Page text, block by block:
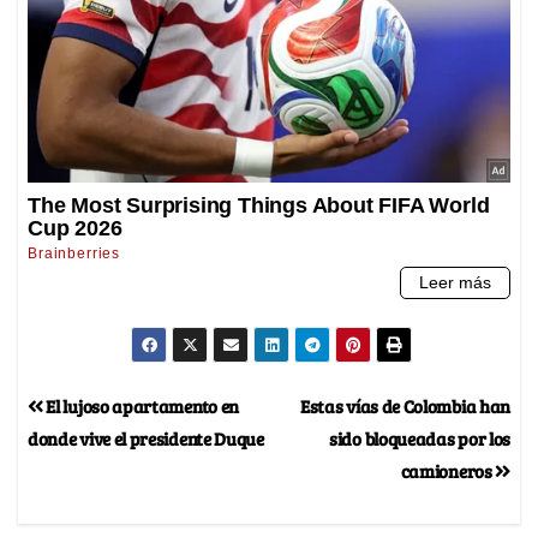
Estas vías de Colombia han
sido bloqueadas por los
camioneros
El lujoso apartamento en
donde vive el presidente Duque